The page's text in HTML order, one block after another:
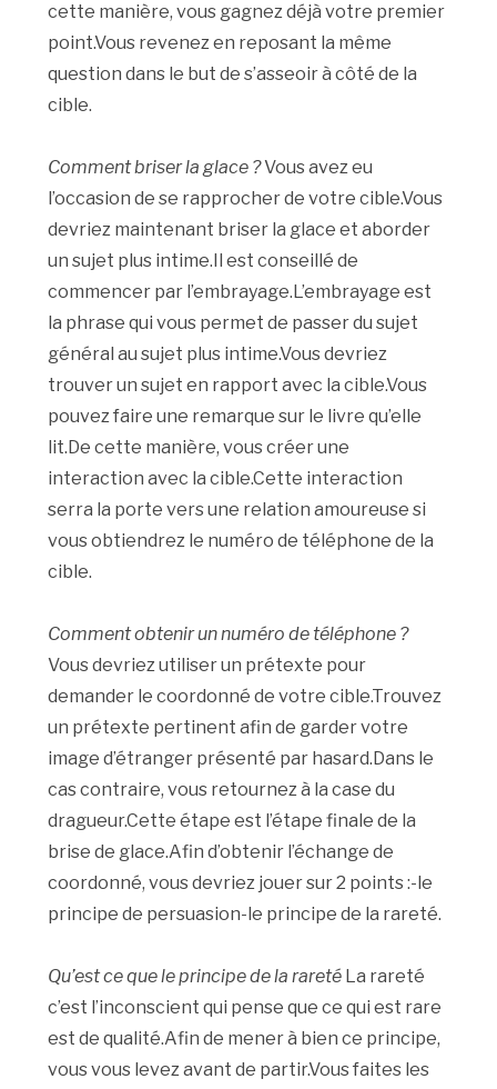
cette manière, vous gagnez déjà votre premier
point.Vous revenez en reposant la même
question dans le but de s’asseoir à côté de la
cible.
Comment briser la glace ?Vous avez eu
l’occasion de se rapprocher de votre cible.Vous
devriez maintenant briser la glace et aborder
un sujet plus intime.Il est conseillé de
commencer par l’embrayage.L’embrayage est
la phrase qui vous permet de passer du sujet
général au sujet plus intime.Vous devriez
trouver un sujet en rapport avec la cible.Vous
pouvez faire une remarque sur le livre qu’elle
lit.De cette manière, vous créer une
interaction avec la cible.Cette interaction
serra la porte vers une relation amoureuse si
vous obtiendrez le numéro de téléphone de la
cible.
Comment obtenir un numéro de téléphone ?
Vous devriez utiliser un prétexte pour
demander le coordonné de votre cible.Trouvez
un prétexte pertinent afin de garder votre
image d’étranger présenté par hasard.Dans le
cas contraire, vous retournez à la case du
dragueur.Cette étape est l’étape finale de la
brise de glace.Afin d’obtenir l’échange de
coordonné, vous devriez jouer sur 2 points :-le
principe de persuasion-le principe de la rareté.
Qu’est ce que le principe de la rareté La rareté
c’est l’inconscient qui pense que ce qui est rare
est de qualité.Afin de mener à bien ce principe,
vous vous levez avant de partir.Vous faites les